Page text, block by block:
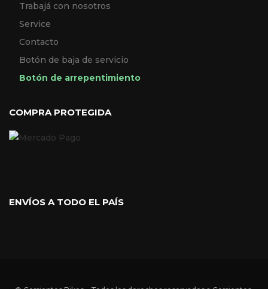
Trabajá con nosotros
Service
Contacto
Botón de baja de servicio
Botón de arrepentimiento
COMPRA PROTEGIDA
ENVÍOS A TODO EL PAÍS